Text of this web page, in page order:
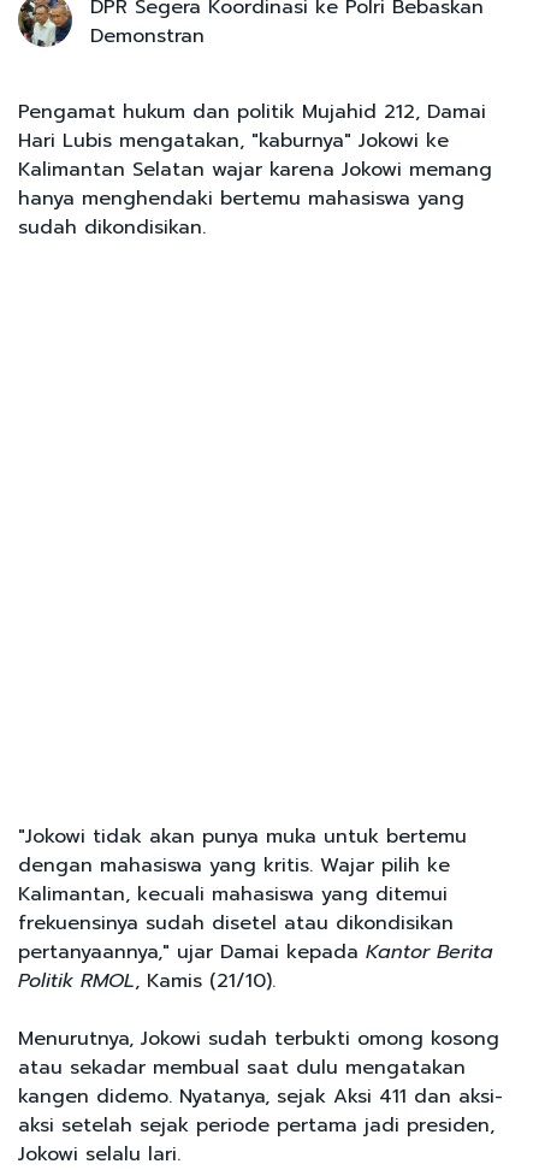
DPR Segera Koordinasi ke Polri Bebaskan
Demonstran
Pengamat hukum dan politik Mujahid 212, Damai
Hari Lubis mengatakan, "kaburnya" Jokowi ke
Kalimantan Selatan wajar karena Jokowi memang
hanya menghendaki bertemu mahasiswa yang
sudah dikondisikan.
"Jokowi tidak akan punya muka untuk bertemu
dengan mahasiswa yang kritis. Wajar pilih ke
Kalimantan, kecuali mahasiswa yang ditemui
frekuensinya sudah disetel atau dikondisikan
pertanyaannya," ujar Damai kepada Kantor Berita
Politik RMOL, Kamis (21/10).
Menurutnya, Jokowi sudah terbukti omong kosong
atau sekadar membual saat dulu mengatakan
kangen didemo. Nyatanya, sejak Aksi 411 dan aksi-
aksi setelah sejak periode pertama jadi presiden,
Jokowi selalu lari.